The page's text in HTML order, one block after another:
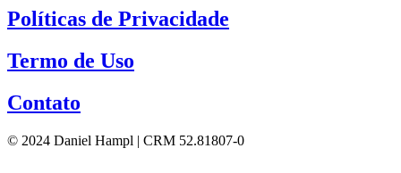
Políticas de Privacidade
Termo de Uso
Contato
© 2024 Daniel Hampl | CRM 52.81807-0